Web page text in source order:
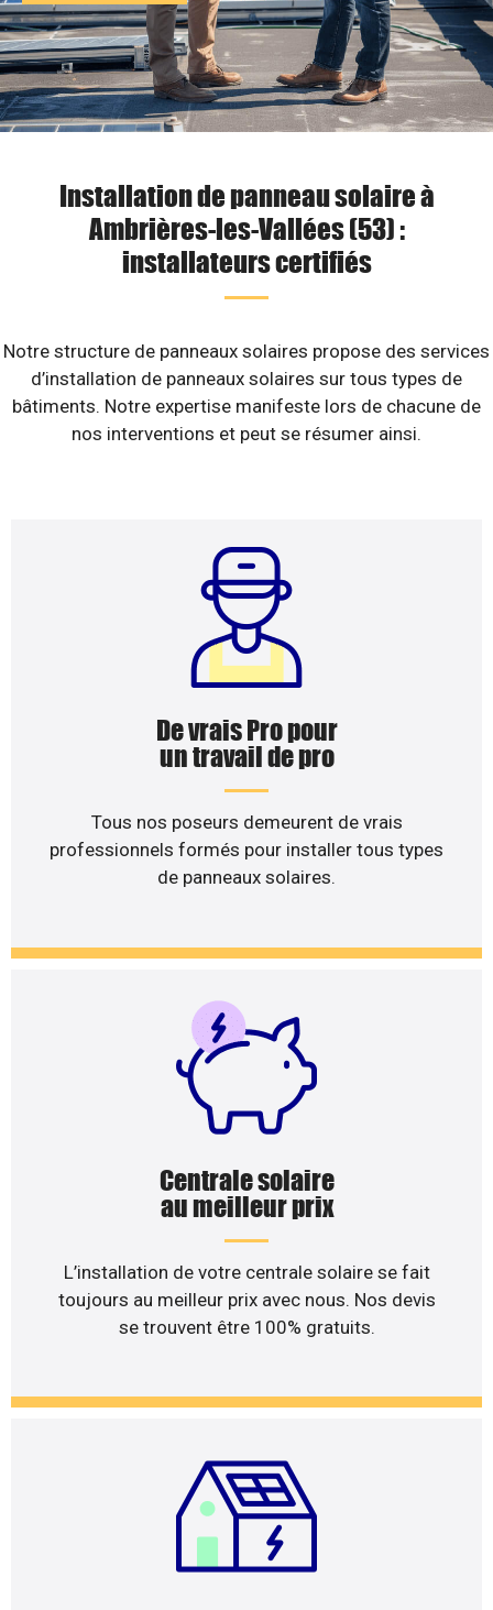
Installation de panneau solaire à
Ambrières-les-Vallées (53) :
installateurs certifiés
Notre structure de panneaux solaires propose des services
d’installation de panneaux solaires sur tous types de
bâtiments. Notre expertise manifeste lors de chacune de
nos interventions et peut se résumer ainsi.
De vrais Pro pour
un travail de pro
Tous nos poseurs demeurent de vrais
professionnels formés pour installer tous types
de panneaux solaires.
Centrale solaire
au meilleur prix
L’installation de votre centrale solaire se fait
toujours au meilleur prix avec nous. Nos devis
se trouvent être 100% gratuits.